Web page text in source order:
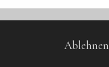
Ablehnen